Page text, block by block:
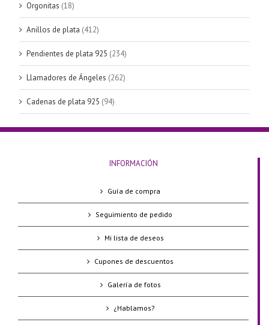
Orgonitas (18)
Anillos de plata (412)
Pendientes de plata 925 (234)
Llamadores de Ángeles (262)
Cadenas de plata 925 (94)
INFORMACIÓN
Guía de compra
Seguimiento de pedido
Mi lista de deseos
Cupones de descuentos
Galería de fotos
¿Hablamos?